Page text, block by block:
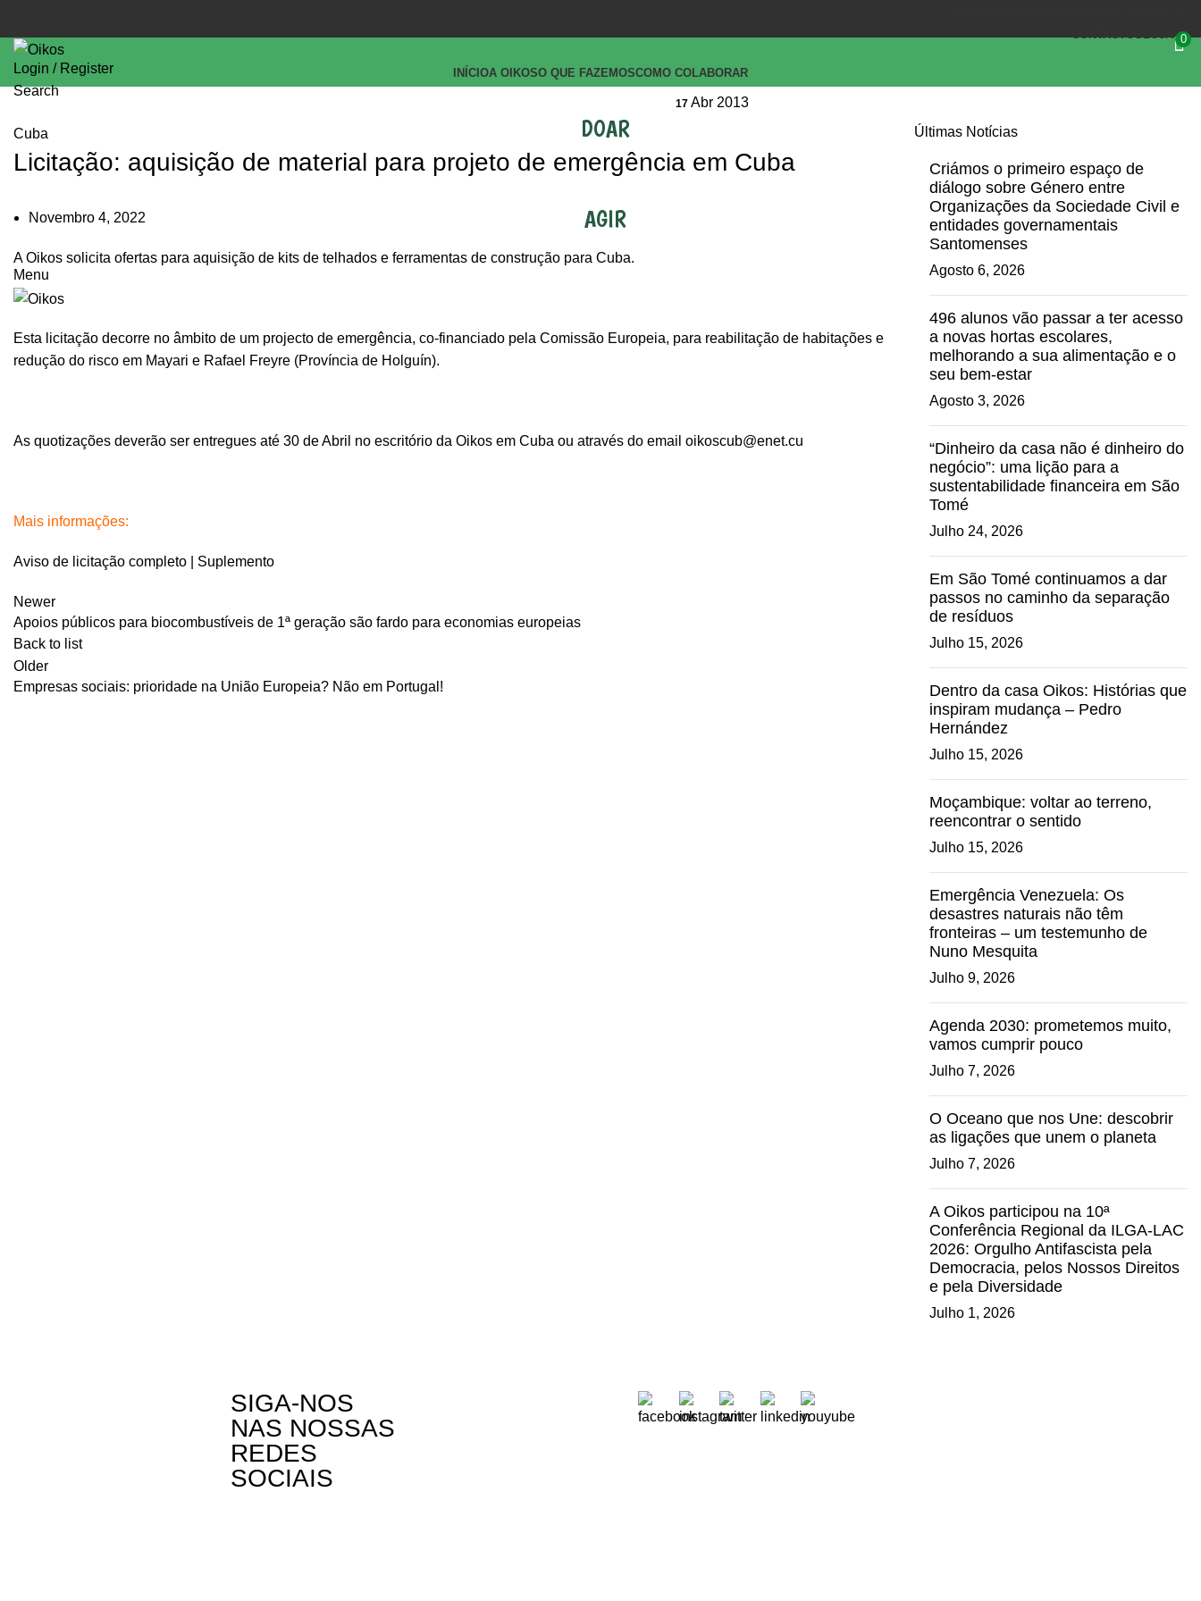
CONTACTOSLOJA 0
Login / Register
Search
INÍCIOA OIKOSO QUE FAZEMOSCOMO COLABORAR
DOAR
AGIR
Menu
Cuba
Licitação: aquisição de material para projeto de emergência em Cuba
Novembro 4, 2022
17 Abr 2013
A Oikos solicita ofertas para aquisição de kits de telhados e ferramentas de construção para Cuba.
Esta licitação decorre no âmbito de um projecto de emergência, co-financiado pela Comissão Europeia, para reabilitação de habitações e
redução do risco em Mayari e Rafael Freyre (Província de Holguín).
As quotizações deverão ser entregues até 30 de Abril no escritório da Oikos em Cuba ou através do email oikoscub@enet.cu
Mais informações:
Aviso de licitação completo Suplemento
Newer
Apoios públicos para biocombustíveis de 1ª geração são fardo para economias europeias
Back to list
Older
Empresas sociais: prioridade na União Europeia? Não em Portugal!
Últimas Notícias
Criámos o primeiro espaço de
diálogo sobre Género entre
Organizações da Sociedade Civil e
entidades governamentais
Santomenses
Agosto 6, 2026
496 alunos vão passar a ter acesso
a novas hortas escolares,
melhorando a sua alimentação e o
seu bem-estar
Agosto 3, 2026
“Dinheiro da casa não é dinheiro do
negócio”: uma lição para a
sustentabilidade financeira em São
Tomé
Julho 24, 2026
Em São Tomé continuamos a dar
passos no caminho da separação
de resíduos
Julho 15, 2026
Dentro da casa Oikos: Histórias que
inspiram mudança – Pedro
Hernández
Julho 15, 2026
Moçambique: voltar ao terreno,
reencontrar o sentido
Julho 15, 2026
Emergência Venezuela: Os
desastres naturais não têm
fronteiras – um testemunho de
Nuno Mesquita
Julho 9, 2026
Agenda 2030: prometemos muito,
vamos cumprir pouco
Julho 7, 2026
O Oceano que nos Une: descobrir
as ligações que unem o planeta
Julho 7, 2026
A Oikos participou na 10ª
Conferência Regional da ILGA-LAC
2026: Orgulho Antifascista pela
Democracia, pelos Nossos Direitos
e pela Diversidade
Julho 1, 2026
SIGA-NOS
NAS NOSSAS
REDES
SOCIAIS